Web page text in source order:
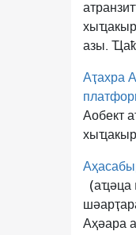
азы.
Аҭахра
Аобект
(аҵәца
Аҳәара